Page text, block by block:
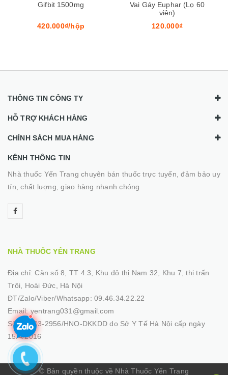
Gifbit 1500mg
420.000₫/hộp
Vai Gáy Euphar (Lọ 60
viên)
120.000₫
THÔNG TIN CÔNG TY
HỖ TRỢ KHÁCH HÀNG
CHÍNH SÁCH MUA HÀNG
KÊNH THÔNG TIN
Nhà thuốc Yến Trang chuyên bán thuốc trực tuyến, đảm bảo uy
tín, chất lượng, giao hàng nhanh chóng
NHÀ THUỐC YẾN TRANG
Địa chỉ:Căn số 8, TT 4.3, Khu đô thị Nam 32, Khu 7, thị trấn
Trôi, Hoài Đức, Hà Nội
ĐT/Zalo/Viber/Whatsapp: 09.46.34.22.22
Email:yentrang031@gmail.com
Số GP:03-2956/HNO-DKKDD do Sở Y Tế Hà Nội cấp ngày
15/4/2016
© Bản quyền thuộc về Nhà Thuốc Yến Trang